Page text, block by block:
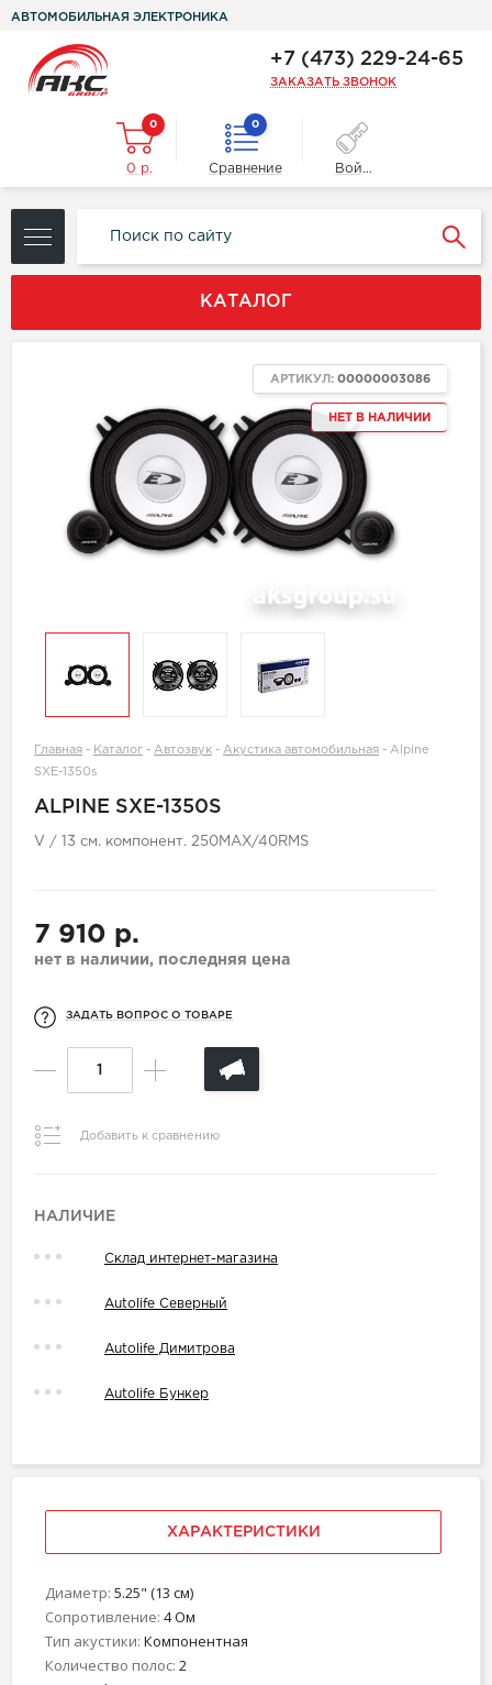
АВТОМОБИЛЬНАЯ ЭЛЕКТРОНИКА
+7 (473) 229-24-65
ЗАКАЗАТЬ ЗВОНОК
0
0 р.
0
Сравнение Войти
КАТАЛОГ
НЕТ В НАЛИЧИИ
АРТИКУЛ: 00000003086
Главная - Каталог - Автозвук - Акустика автомобильная - Alpine
SXE-1350s
ALPINE SXE-1350S
V / 13 см. компонент. 250MAX/40RMS
7 910 р.
нет в наличии, последняя цена
ЗАДАТЬ ВОПРОС О ТОВАРЕ
Добавить к сравнению
НАЛИЧИЕ
Склад интернет-магазина
Autolife Северный
Autolife Димитрова
Autolife Бункер
ХАРАКТЕРИСТИКИ
Диаметр: 5.25" (13 см)
Сопротивление: 4 Ом
Тип акустики: Компонентная
Количество полос: 2